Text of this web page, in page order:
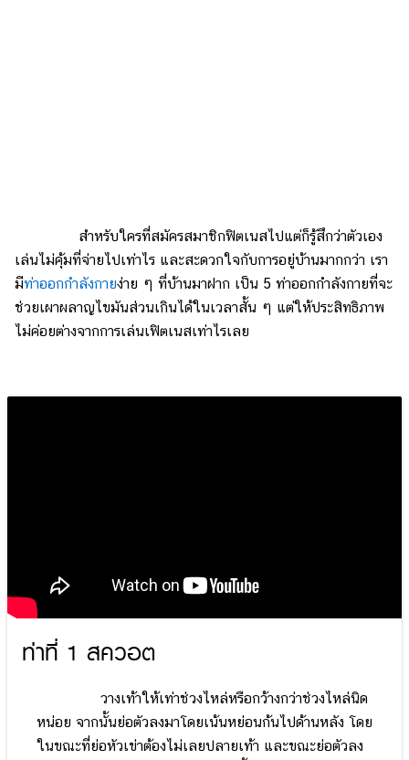
สำหรับใครที่สมัครสมาชิกฟิตเนสไปแต่ก็รู้สึกว่าตัวเอง
เล่นไม่คุ้มที่จ่ายไปเท่าไร และสะดวกใจกับการอยู่บ้านมากกว่า เรา
มีท่าออกกำลังกายง่าย ๆ ที่บ้านมาฝาก เป็น 5 ท่าออกกำลังกายที่จะ
ช่วยเผาผลาญไขมันส่วนเกินได้ในเวลาสั้น ๆ แต่ให้ประสิทธิภาพ
ไม่ค่อยต่างจากการเล่นเฟิตเนสเท่าไรเลย
ท่าที่ 1 สควอต
วางเท้าให้เท่าช่วงไหล่หรือกว้างกว่าช่วงไหล่นิด
หน่อย จากนั้นย่อตัวลงมาโดยเน้นหย่อนก้นไปด้านหลัง โดย
ในขณะที่ย่อหัวเข่าต้องไม่เลยปลายเท้า และขณะย่อตัวลง